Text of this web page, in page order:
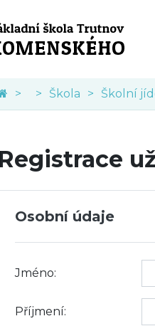
Škola Školní
Registrace
Osobní údaje
Jméno:
Příjmení: